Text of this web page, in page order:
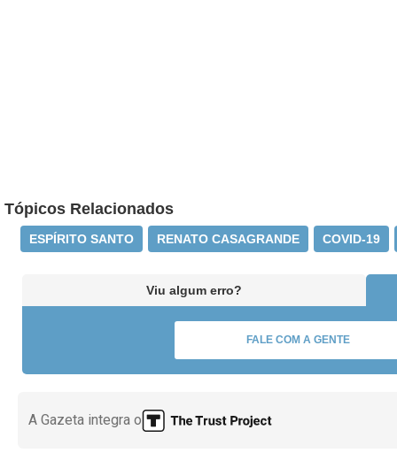
Tópicos Relacionados
ESPÍRITO SANTO RENATO CASAGRANDE COVID-19
Viu algum erro?
FALE COM A GENTE
A Gazeta integra o